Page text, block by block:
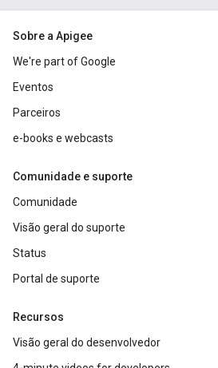
Sobre a Apigee
We're part of Google
Eventos
Parceiros
e-books e webcasts
Comunidade e suporte
Comunidade
Visão geral do suporte
Status
Portal de suporte
Recursos
Visão geral do desenvolvedor